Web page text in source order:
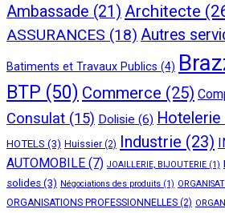
Ambassade (21) Architecte
ASSURANCES (18) Autres
Batiments et Travaux Publics (4)
BTP (50) Commerce (25)
Consulat (15) Dolisie (6)
HOTELS (3) Huissier (2) Industrie (23)
AUTOMOBILE (7) JOAILLERIE, BIJOUTERIE (1)
solides (3) Négociations des produits (1)
ORGANISATIONS PROFESSIONNELLES (2)